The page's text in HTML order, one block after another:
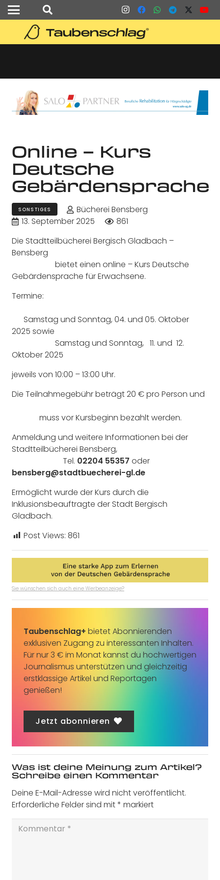
Online – Kurs
Deutsche
Gebärdensprache
SONSTIGES
Bücherei Bensberg
13. September 2025
861
Die Stadtteilbücherei Bergisch Gladbach –
Bensberg
bietet einen online – Kurs Deutsche
Gebärdensprache für Erwachsene.
Termine:
Samstag und Sonntag, 04. und 05. Oktober
2025 sowie
Samstag und Sonntag, 11. und 12.
Oktober 2025
jeweils von 10:00 – 13:00 Uhr.
Die Teilnahmegebühr beträgt 20 € pro Person und
muss vor Kursbeginn bezahlt werden.
Anmeldung und weitere Informationen bei der
Stadtteilbücherei Bensberg,
Tel. 02204 55357 oder
bensberg@stadtbuecherei-gl.de
Ermöglicht wurde der Kurs durch die
Inklusionsbeauftragte der Stadt Bergisch
Gladbach.
Post Views: 861
Sie wünschen sich auch eine Werbeanzeige?
Taubenschlag+ bietet Abonnierenden
exklusiven Zugang zu interessanten Inhalten.
Für nur 3 € im Monat kannst du hochwertigen
Journalismus unterstützen und gleichzeitig
erstklassige Artikel und Reportagen
genießen!
Jetzt abonnieren
Was ist deine Meinung zum Artikel?
Schreibe einen Kommentar
Deine E-Mail-Adresse wird nicht veröffentlicht.
Erforderliche Felder sind mit* markiert